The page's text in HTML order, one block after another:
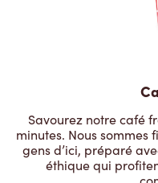
Savourez notre café
minutes. Nous sommes
gens d’ici, préparé
éthique qui